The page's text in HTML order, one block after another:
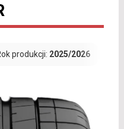
produkcji: 2025/2026